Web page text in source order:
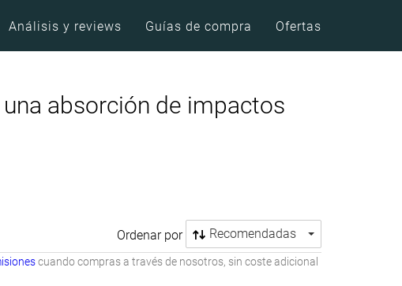
Análisis y reviews Guías de compra Ofertas
absorción de impactos
Ordenar por Recomendadas
cuando compras a través de nosotros, sin coste adicional